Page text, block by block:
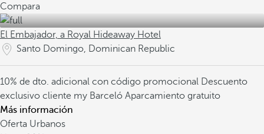
Compara
El Embajador, a Royal Hideaway Hotel
Santo Domingo, Dominican Republic
10% de dto. adicional con código promocional Descuento
exclusivo cliente my Barceló Aparcamiento gratuito
Más información
Oferta Urbanos